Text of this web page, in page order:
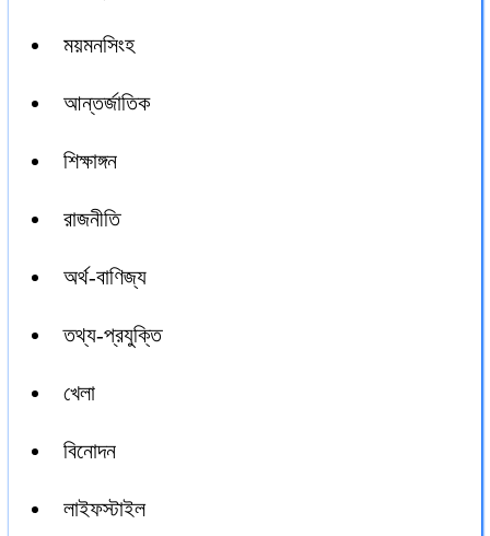
ময়মনসিংহ
আন্তর্জাতিক
শিক্ষাঙ্গন
রাজনীতি
অর্থ-বাণিজ্য
তথ্য-প্রযুক্তি
খেলা
বিনোদন
লাইফস্টাইল